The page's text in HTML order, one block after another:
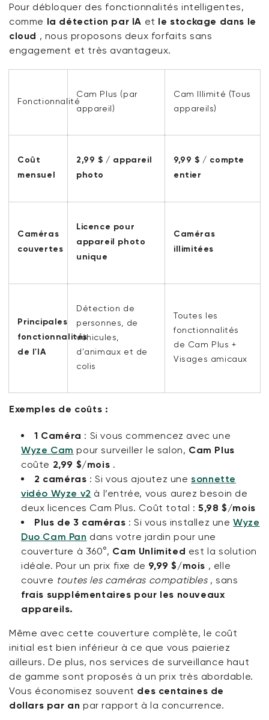
Pour débloquer des fonctionnalités intelligentes,
comme la détection par IA et le stockage dans le
cloud , nous proposons deux forfaits sans
engagement et très avantageux.
Fonctionnalité
Cam Plus (par
appareil)
Cam Illimité (Tous
appareils)
Coût
mensuel
2,99 $ / appareil
photo
9,99 $ / compte
entier
Caméras
couvertes
Licence pour
appareil photo
unique
Caméras
illimitées
Principales
fonctionnalités
de l'IA
Détection de
personnes, de
véhicules,
d'animaux et de
colis
Toutes les
fonctionnalités
de Cam Plus +
Visages amicaux
Exemples de coûts :
1 Caméra : Si vous commencez avec une
Wyze Cam pour surveiller le salon, Cam Plus
coûte 2,99 $/mois .
2 caméras : Si vous ajoutez une sonnette
vidéo Wyze v2 à l’entrée, vous aurez besoin de
deux licences Cam Plus. Coût total : 5,98 $/mois
Plus de 3 caméras : Si vous installez une Wyze
Duo Cam Pan dans votre jardin pour une
couverture à 360°, Cam Unlimited est la solution
idéale. Pour un prix fixe de 9,99 $/mois , elle
couvre toutes les caméras compatibles , sans
frais supplémentaires pour les nouveaux
appareils.
Même avec cette couverture complète, le coût
initial est bien inférieur à ce que vous paieriez
ailleurs. De plus, nos services de surveillance haut
de gamme sont proposés à un prix très abordable.
Vous économisez souvent des centaines de
dollars par an par rapport à la concurrence.